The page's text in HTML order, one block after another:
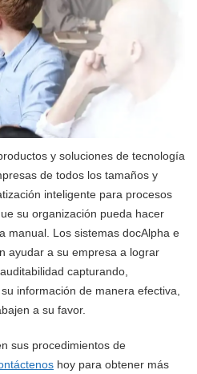
y soluciones de tecnología
de todos los tamaños y
inteligente para procesos
su organización pueda hacer
manual. Los sistemas docAlpha e
ayudar a su empresa a lograr
capturando,
información de manera efectiva,
a su favor.
sus procedimientos de
hoy para obtener más